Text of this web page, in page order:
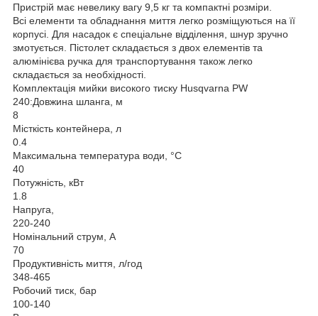
Пристрій має невелику вагу 9,5 кг та компактні розміри.
Всі елементи та обладнання миття легко розміщуються на її
корпусі. Для насадок є спеціальне відділення, шнур зручно
змотується. Пістолет складається з двох елементів та
алюмінієва ручка для транспортування також легко
складається за необхідності.
Комплектація мийки високого тиску Husqvarna PW
240:Довжина шланга, м
8
Місткість контейнера, л
0.4
Максимальна температура води, °С
40
Потужність, кВт
1.8
Напруга,
220-240
Номінальний струм, А
70
Продуктивність миття, л/год
348-465
Робочий тиск, бар
100-140